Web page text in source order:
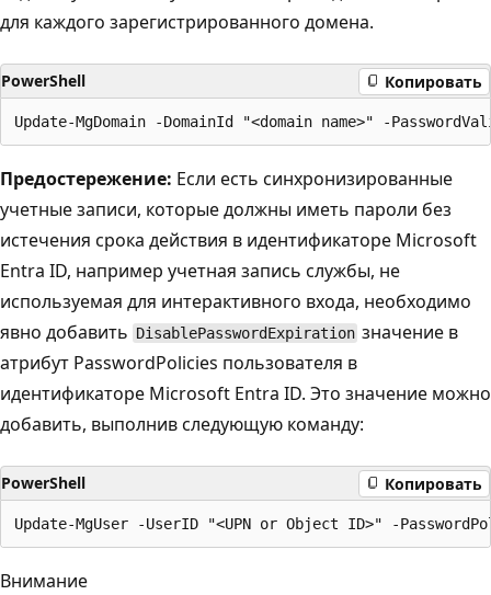
для каждого зарегистрированного домена.
PowerShell Копировать
Предостережение: Если есть синхронизированные
учетные записи, которые должны иметь пароли без
истечения срока действия в идентификаторе Microsoft
Entra ID, например учетная запись службы, не
используемая для интерактивного входа, необходимо
явно добавить DisablePasswordExpiration значение в
атрибут PasswordPolicies пользователя в
идентификаторе Microsoft Entra ID. Это значение можно
добавить, выполнив следующую команду:
PowerShell Копировать
Внимание